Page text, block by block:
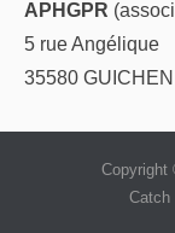
APHGPR
5 rue Angélique
35580 GUICHEN
Copyright
Catch